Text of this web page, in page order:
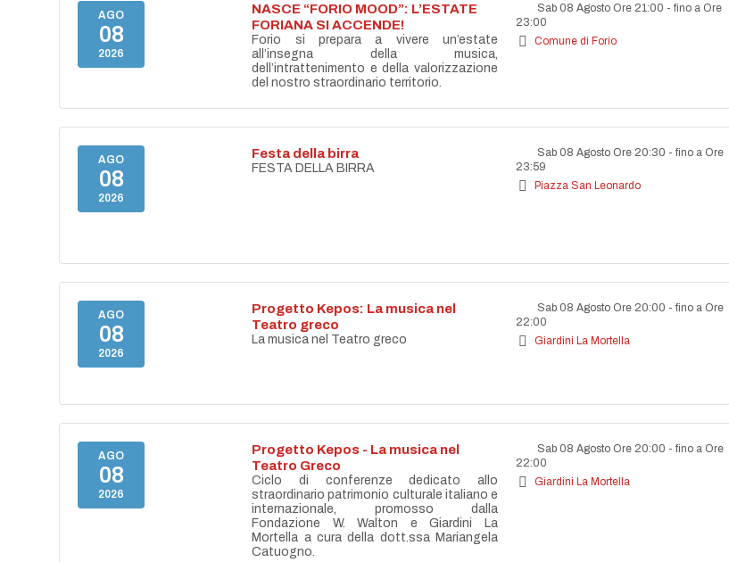
AGO
08
2026
NASCE “FORIO MOOD”: L’ESTATE
FORIANA SI ACCENDE!
Forio si prepara a vivere un’estate
all’insegna della musica,
dell’intrattenimento e della valorizzazione
del nostro straordinario territorio.
Sab 08 Agosto Ore 21:00 - fino a Ore
23:00
Comune di Forio
AGO
08
2026
Festa della birra
FESTA DELLA BIRRA
Sab 08 Agosto Ore 20:30 - fino a Ore
23:59
Piazza San Leonardo
AGO
08
2026
Progetto Kepos: La musica nel
Teatro greco
La musica nel Teatro greco
Sab 08 Agosto Ore 20:00 - fino a Ore
22:00
Giardini La Mortella
AGO
08
2026
Progetto Kepos - La musica nel
Teatro Greco
Ciclo di conferenze dedicato allo
straordinario patrimonio culturale italiano e
internazionale, promosso dalla
Fondazione W. Walton e Giardini La
Mortella a cura della dott.ssa Mariangela
Catuogno.
Sab 08 Agosto Ore 20:00 - fino a Ore
22:00
Giardini La Mortella